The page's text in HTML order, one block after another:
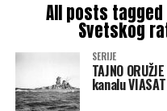
All posts tagged
Svetskog
SERIJE
TAJNO
kanalu